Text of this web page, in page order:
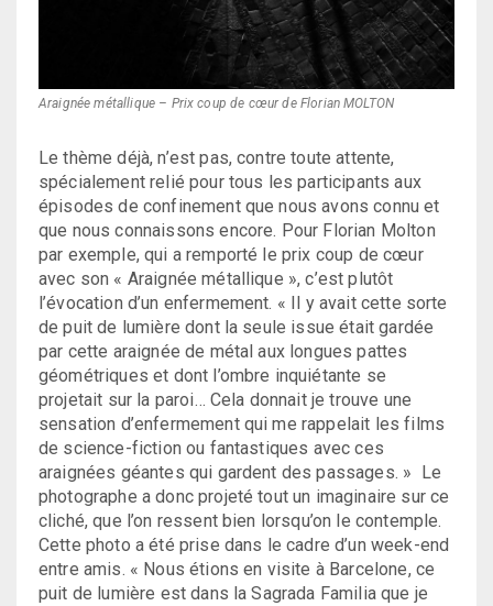
Araignée métallique – Prix coup de cœur de Florian MOLTON
Le thème déjà, n’est pas, contre toute attente,
spécialement relié pour tous les participants aux
épisodes de confinement que nous avons connu et
que nous connaissons encore. Pour Florian Molton
par exemple, qui a remporté le prix coup de cœur
avec son « Araignée métallique », c’est plutôt
l’évocation d’un enfermement. « Il y avait cette sorte
de puit de lumière dont la seule issue était gardée
par cette araignée de métal aux longues pattes
géométriques et dont l’ombre inquiétante se
projetait sur la paroi… Cela donnait je trouve une
sensation d’enfermement qui me rappelait les films
de science-fiction ou fantastiques avec ces
araignées géantes qui gardent des passages. » Le
photographe a donc projeté tout un imaginaire sur ce
cliché, que l’on ressent bien lorsqu’on le contemple.
Cette photo a été prise dans le cadre d’un week-end
entre amis. « Nous étions en visite à Barcelone, ce
puit de lumière est dans la Sagrada Familia que je